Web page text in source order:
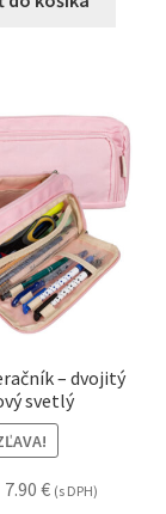
– dvojitý
svetlý
7.90€ (s DPH)